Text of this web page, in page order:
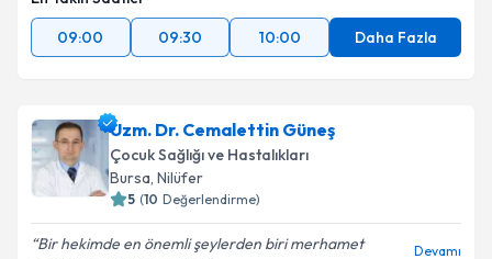
09:00
09:30 10:00 Daha Fazla
Uzm. Dr. Cemalettin Güneş
Çocuk Sağlığı ve Hastalıkları
Bursa, Nilüfer
5 (10 Değerlendirme)
Bir hekimde en önemli şeylerden biri merhamet
Devamı